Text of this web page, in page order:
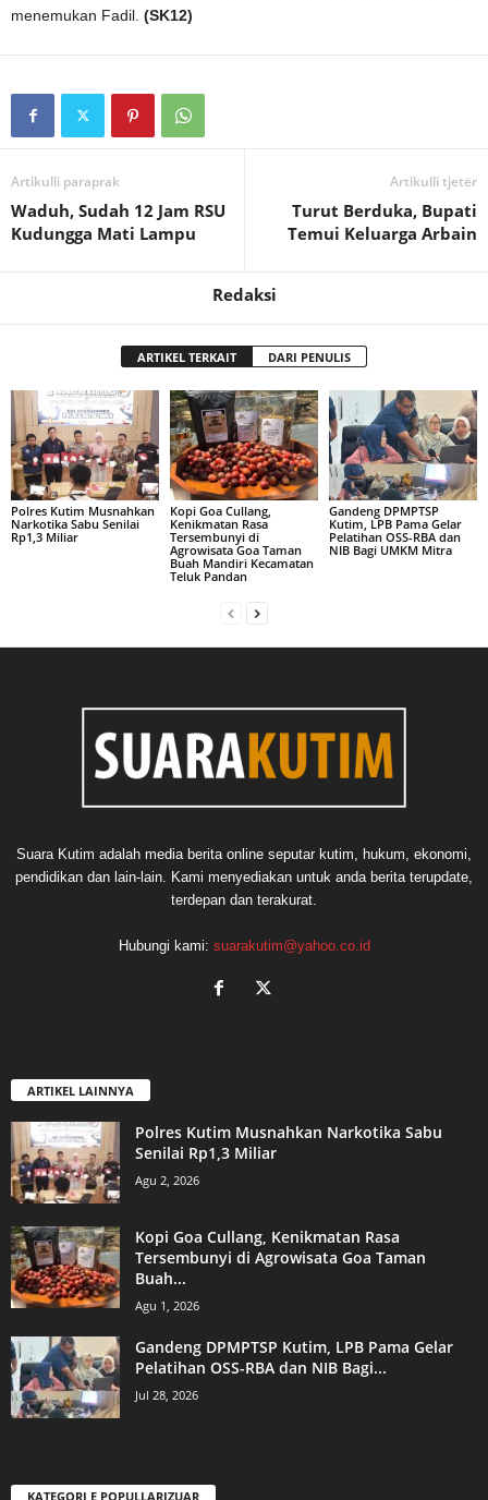
menemukan Fadil. (SK12)
Artikulli paraprak
Waduh, Sudah 12 Jam RSU
Kudungga Mati Lampu
Artikulli tjetër
Turut Berduka, Bupati
Temui Keluarga Arbain
Redaksi
ARTIKEL TERKAIT DARI PENULIS
Polres Kutim Musnahkan
Narkotika Sabu Senilai
Rp1,3 Miliar
Kopi Goa Cullang,
Kenikmatan Rasa
Tersembunyi di
Agrowisata Goa Taman
Buah Mandiri Kecamatan
Teluk Pandan
Gandeng DPMPTSP
Kutim, LPB Pama Gelar
Pelatihan OSS-RBA dan
NIB Bagi UMKM Mitra
Suara Kutim adalah media berita online seputar kutim, hukum, ekonomi,
pendidikan dan lain-lain. Kami menyediakan untuk anda berita terupdate,
terdepan dan terakurat.
Hubungi kami: suarakutim@yahoo.co.id
ARTIKEL LAINNYA
Polres Kutim Musnahkan Narkotika Sabu
Senilai Rp1,3 Miliar
Agu 2, 2026
Kopi Goa Cullang, Kenikmatan Rasa
Tersembunyi di Agrowisata Goa Taman
Buah...
Agu 1, 2026
Gandeng DPMPTSP Kutim, LPB Pama Gelar
Pelatihan OSS-RBA dan NIB Bagi...
Jul 28, 2026
KATEGORI E POPULLARIZUAR